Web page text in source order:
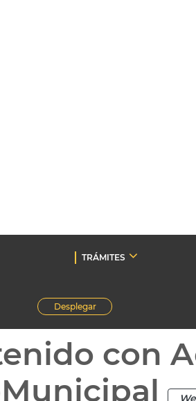
TRÁMITES
Desplegar
con